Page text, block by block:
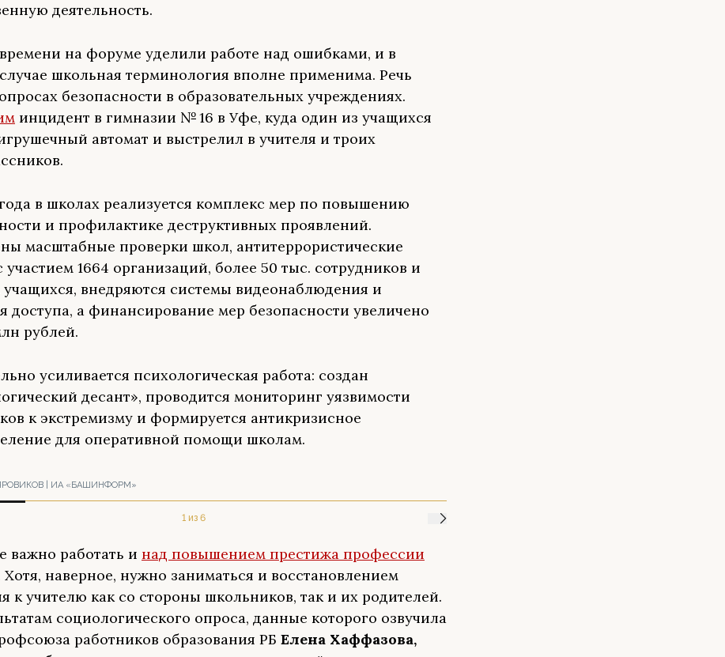
деятельность.
на форуме уделили работе над ошибками, и в
школьная терминология вполне применима. Речь
безопасности в образовательных учреждениях.
инцидент в гимназии № 16 в Уфе, куда один из учащихся
автомат и выстрелил в учителя и троих
в школах реализуется комплекс мер по повышению
и профилактике деструктивных проявлений.
масштабные проверки школ, антитеррористические
участием 1664 организаций, более 50 тыс. сотрудников и
учащихся, внедряются системы видеонаблюдения и
доступа, а финансирование мер безопасности увеличено
рублей.
усиливается психологическая работа: создан
десант», проводится мониторинг уязвимости
к экстремизму и формируется антикризисное
для оперативной помощи школам.
| ИА «БАШИНФОРМ»
1 из 6
важно работать и над повышением престижа профессии
Хотя, наверное, нужно заниматься и восстановлением
к учителю как со стороны школьников, так и их родителей.
социологического опроса, данные которого озвучила
работников образования РБ Елена Хаффазова,